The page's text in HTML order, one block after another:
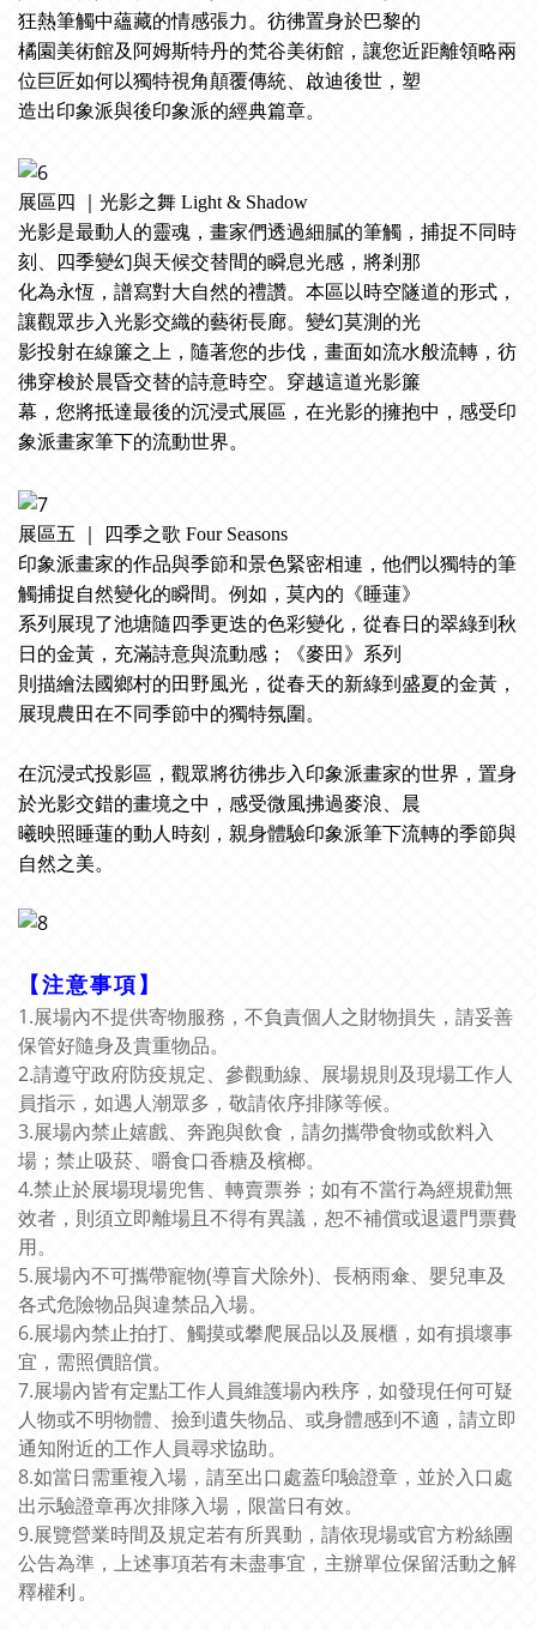
狂熱筆觸中蘊藏的情感張力。彷彿置身於巴黎的
橘園美術館及阿姆斯特丹的梵谷美術館，讓您近距離領略兩
位巨匠如何以獨特視角顛覆傳統、啟迪後世，塑
造出印象派與後印象派的經典篇章。
展區四 ｜光影之舞 Light & Shadow
光影是最動人的靈魂，畫家們透過細膩的筆觸，捕捉不同時
刻、四季變幻與天候交替間的瞬息光感，將剎那
化為永恆，譜寫對大自然的禮讚。本區以時空隧道的形式，
讓觀眾步入光影交織的藝術長廊。變幻莫測的光
影投射在線簾之上，隨著您的步伐，畫面如流水般流轉，彷
彿穿梭於晨昏交替的詩意時空。穿越這道光影簾
幕，您將抵達最後的沉浸式展區，在光影的擁抱中，感受印
象派畫家筆下的流動世界。
展區五 ｜ 四季之歌 Four Seasons
印象派畫家的作品與季節和景色緊密相連，他們以獨特的筆
觸捕捉自然變化的瞬間。例如，莫內的《睡蓮》
系列展現了池塘隨四季更迭的色彩變化，從春日的翠綠到秋
日的金黃，充滿詩意與流動感；《麥田》系列
則描繪法國鄉村的田野風光，從春天的新綠到盛夏的金黃，
展現農田在不同季節中的獨特氛圍。
在沉浸式投影區，觀眾將彷彿步入印象派畫家的世界，置身
於光影交錯的畫境之中，感受微風拂過麥浪、晨
曦映照睡蓮的動人時刻，親身體驗印象派筆下流轉的季節與
自然之美。
【注意事項】
1.展場內不提供寄物服務，不負責個人之財物損失，請妥善
保管好隨身及貴重物品。
2.請遵守政府防疫規定、參觀動線、展場規則及現場工作人
員指示，如遇人潮眾多，敬請依序排隊等候。
3.展場內禁止嬉戲、奔跑與飲食，請勿攜帶食物或飲料入
場；禁止吸菸、嚼食口香糖及檳榔。
4.禁止於展場現場兜售、轉賣票券；如有不當行為經規勸無
效者，則須立即離場且不得有異議，恕不補償或退還門票費
用。
5.展場內不可攜帶寵物(導盲犬除外)、長柄雨傘、嬰兒車及
各式危險物品與違禁品入場。
6.展場內禁止拍打、觸摸或攀爬展品以及展櫃，如有損壞事
宜，需照價賠償。
7.展場內皆有定點工作人員維護場內秩序，如發現任何可疑
人物或不明物體、撿到遺失物品、或身體感到不適，請立即
通知附近的工作人員尋求協助。
8.如當日需重複入場，請至出口處蓋印驗證章，並於入口處
出示驗證章再次排隊入場，限當日有效。
9.展覽營業時間及規定若有所異動，請依現場或官方粉絲團
公告為準，上述事項若有未盡事宜，主辦單位保留活動之解
釋權利。